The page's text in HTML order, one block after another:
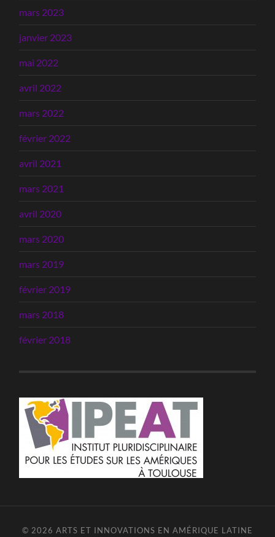
mars 2023
janvier 2023
mai 2022
avril 2022
mars 2022
février 2022
avril 2021
mars 2021
avril 2020
mars 2020
mars 2019
février 2019
mars 2018
février 2018
© 2026 ARTS ET INNOVATIONS EN AMÉRIQUE LATINE